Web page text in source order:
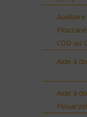
CDD ou
Aide à
Aide à